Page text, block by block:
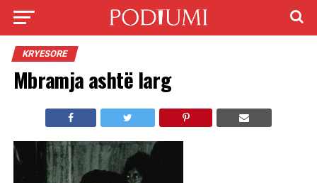
KRYESORE
Mbramja ashtë larg